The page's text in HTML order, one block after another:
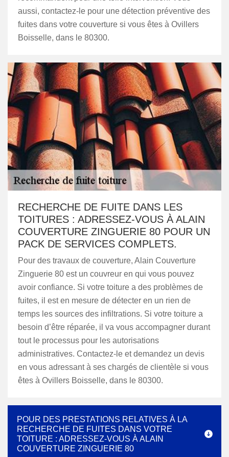
aussi, contactez-le pour une détection préventive des
fuites dans votre couverture si vous êtes à Ovillers
Boisselle, dans le 80300.
RECHERCHE DE FUITE DANS LES
TOITURES : ADRESSEZ-VOUS À ALAIN
COUVERTURE ZINGUERIE 80 POUR UN
PACK DE SERVICES COMPLETS.
Pour des travaux de couverture, Alain Couverture
Zinguerie 80 est un couvreur en qui vous pouvez
avoir confiance. Si votre toiture a des problèmes de
fuites, il est en mesure de détecter en un rien de
temps les sources des infiltrations. Si votre toiture a
besoin d’être réparée, il va vous accompagner durant
tout le processus pour les autorisations
administratives. Contactez-le et demandez un devis
en vous adressant à ses chargés de clientèle si vous
êtes à Ovillers Boisselle, dans le 80300.
POUR DES PRESTATIONS RELATIVES À LA
RECHERCHE DE FUITES DANS VOTRE
TOITURE : ADRESSEZ-VOUS À ALAIN
COUVERTURE ZINGUERIE 80